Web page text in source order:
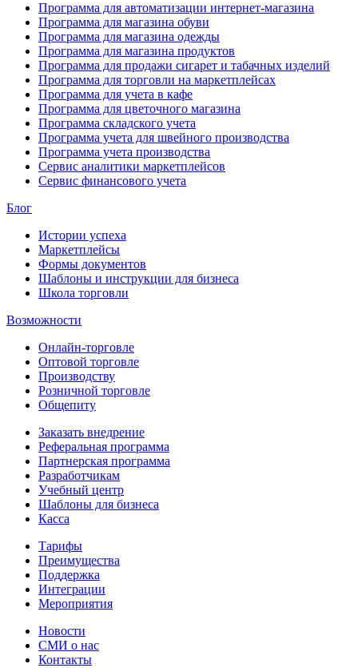
Программа для автоматизации интернет-магазина
Программа для магазина обуви
Программа для магазина одежды
Программа для магазина продуктов
Программа для продажи сигарет и табачных изделий
Программа для торговли на маркетплейсах
Программа для учета в кафе
Программа для цветочного магазина
Программа складского учета
Программа учета для швейного производства
Программа учета производства
Сервис аналитики маркетплейсов
Сервис финансового учета
Блог
Истории успеха
Маркетплейсы
Формы документов
Шаблоны и инструкции для бизнеса
Школа торговли
Возможности
Онлайн-торговле
Оптовой торговле
Производству
Розничной торговле
Общепиту
Заказать внедрение
Реферальная программа
Партнерская программа
Разработчикам
Учебный центр
Шаблоны для бизнеса
Касса
Тарифы
Преимущества
Поддержка
Интеграции
Мероприятия
Новости
СМИ о нас
Контакты